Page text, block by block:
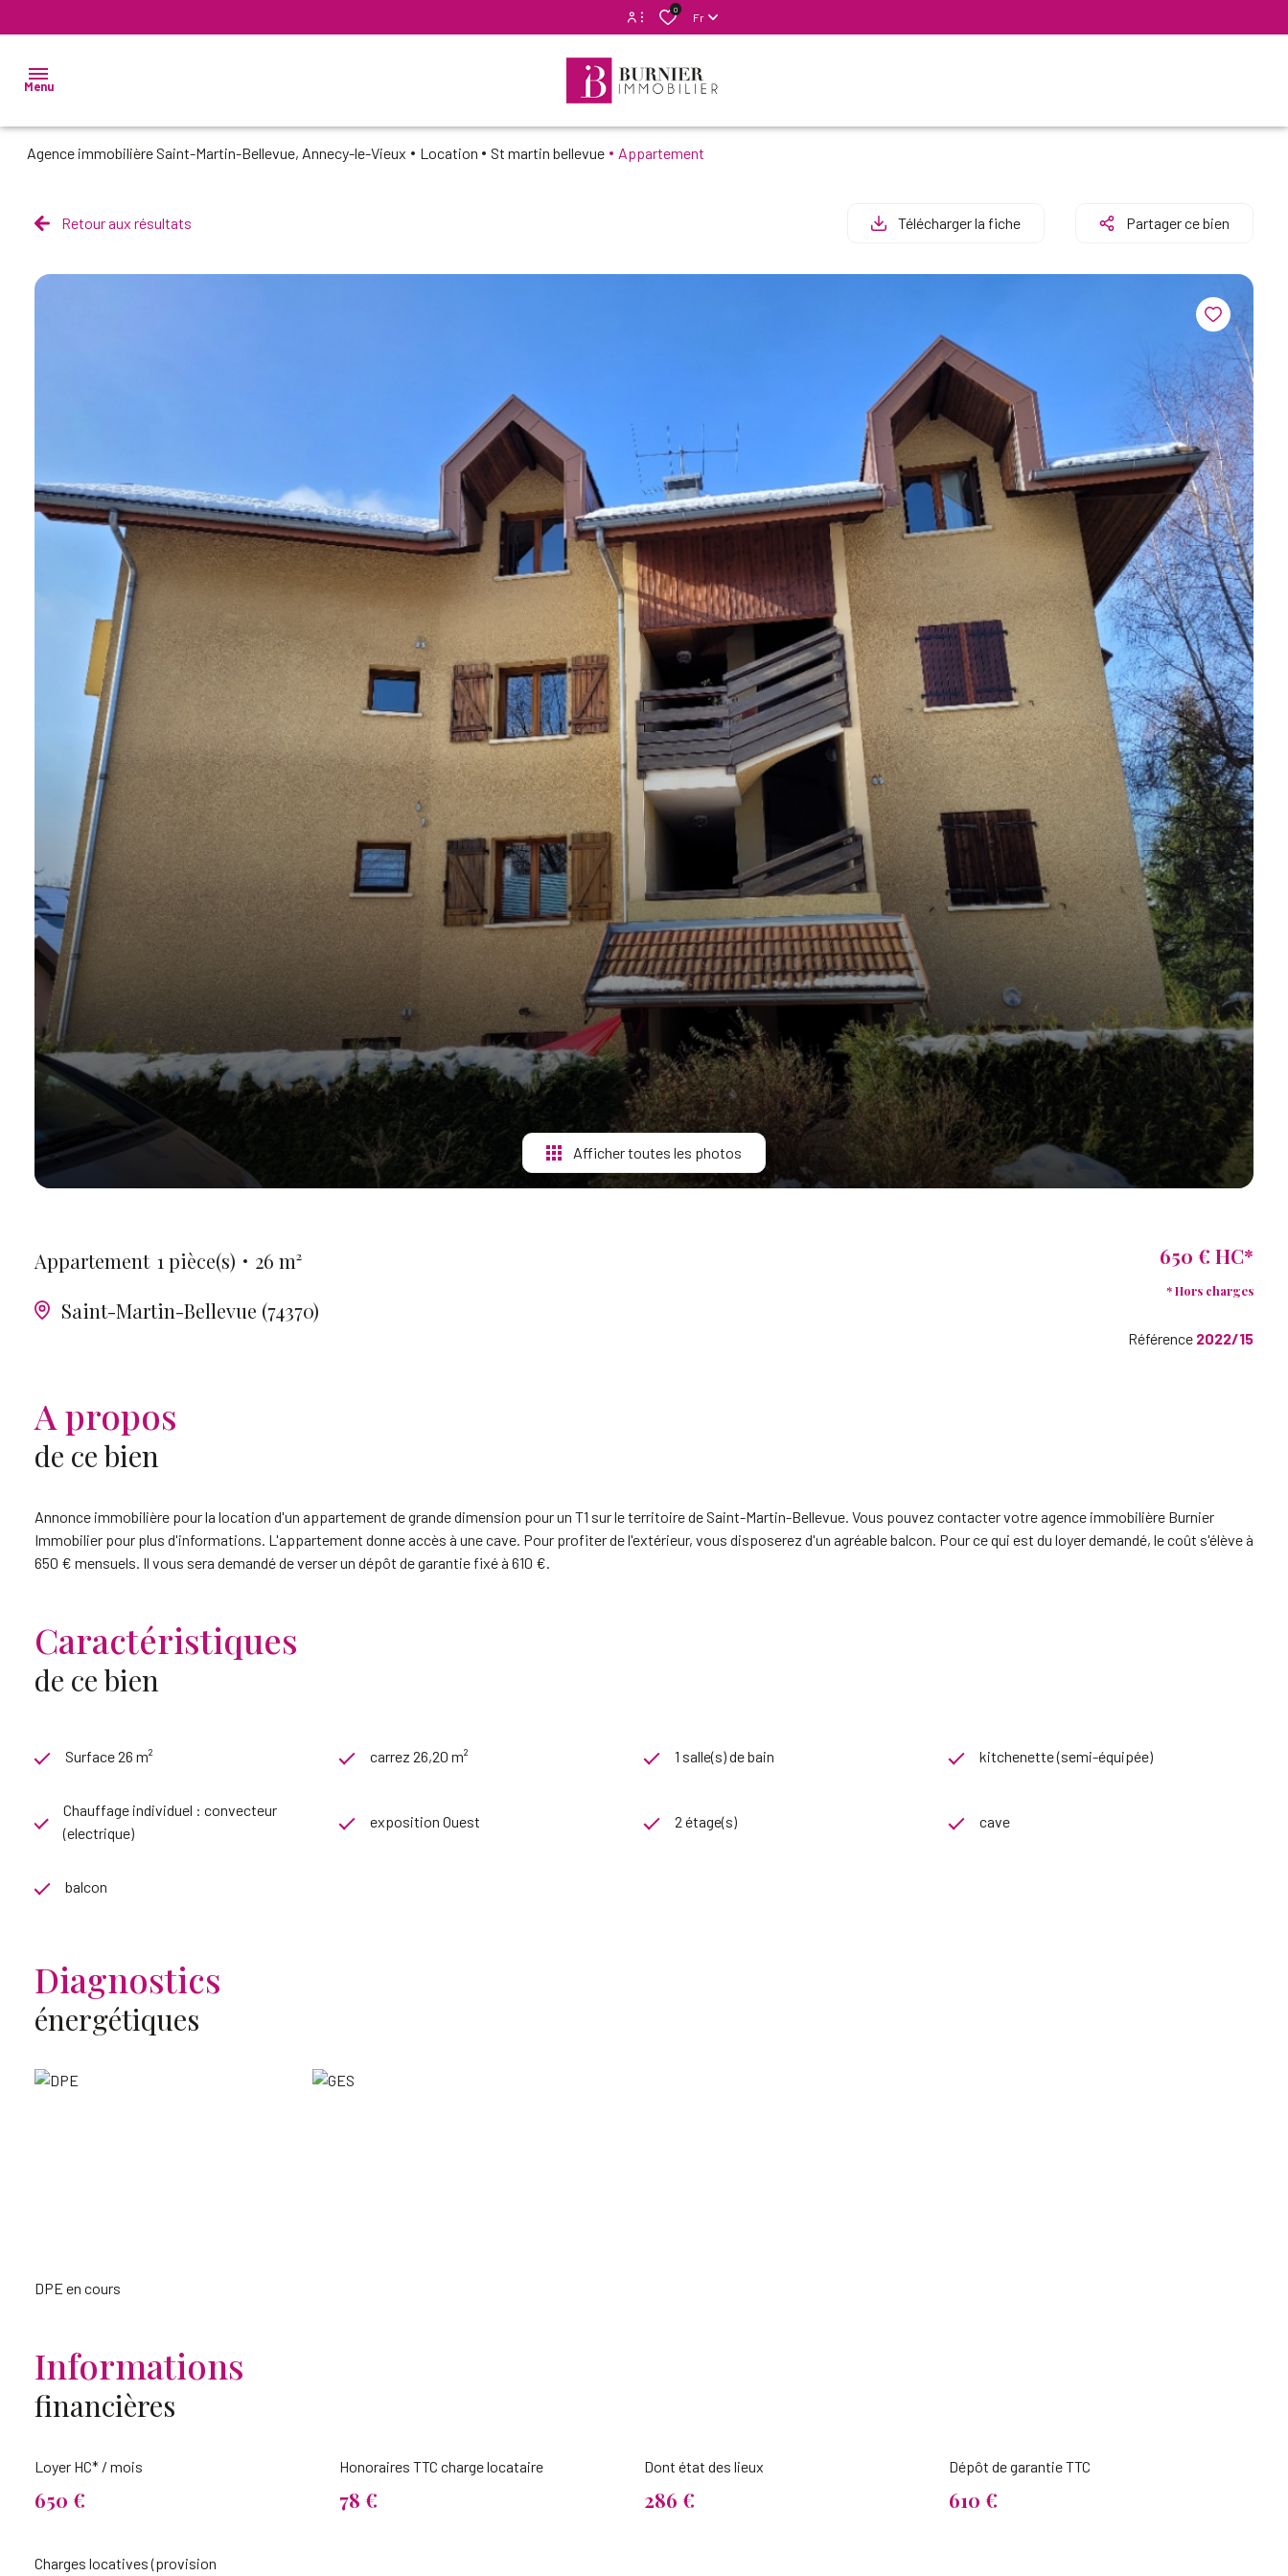
Espace propriétaire
0
Fr
Menu
NOS
Agence immobilière Saint-Martin-Bellevue, Annecy-le-Vieux Location St martin bellevue Appartement
Retour aux résultats Télécharger la fiche Partager ce bien
Afficher toutes les photos
Appartement 1 pièce(s)
26 m²
Saint-Martin-Bellevue (74370)
650 € HC*
* Hors charges
Référence 2022/15
A propos
de ce bien
Annonce immobilière pour la location d'un appartement de grande dimension pour un T1 sur le territoire de Saint-Martin-Bellevue. Vous pouvez contacter votre agence immobilière Burnier
Immobilier pour plus d'informations. L'appartement donne accès à une cave. Pour profiter de l'extérieur, vous disposerez d'un agréable balcon. Pour ce qui est du loyer demandé, le coût s'élève à
650 € mensuels. Il vous sera demandé de verser un dépôt de garantie fixé à 610 €.
Caractéristiques
de ce bien
Surface 26 m² carrez 26,20 m² 1 salle(s) de bain kitchenette (semi-équipée)
Chauffage individuel : convecteur
(electrique)
exposition Ouest 2 étage(s) cave
balcon
Diagnostics
énergétiques
DPE en cours
Informations
financières
Loyer HC* / mois
650 €
Honoraires TTC charge locataire
78 €
Dont état des lieux
286 €
Dépôt de garantie TTC
610 €
Charges locatives (provision